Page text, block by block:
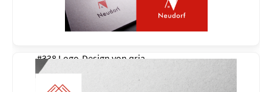
#338 Logo-Design vonqria